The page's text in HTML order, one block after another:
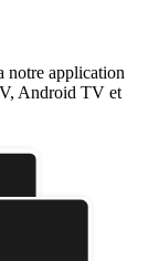
notre application
Android TV et